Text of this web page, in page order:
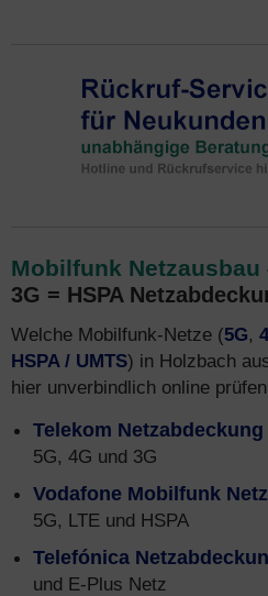
Mobilfunk Netzausbau
3G = HSPA
Welche Mobilfunk-Netze (5G,
HSPA / UMTS) in Holzbach
hier unverbindlich online
Telekom Netzabdeckung
5G, 4G und 3G
Vodafone Mobilfunk
5G, LTE und HSPA
Telefónica
und E-Plus Netz